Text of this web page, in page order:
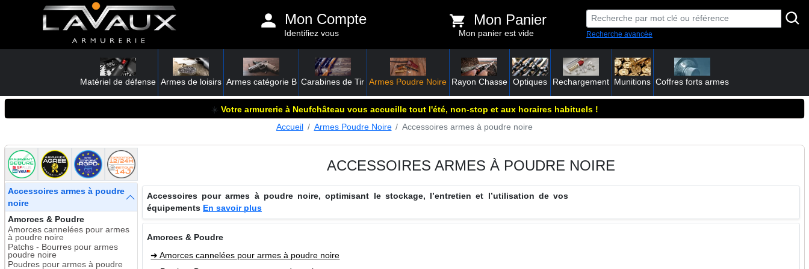
Mon Compte
Identifiez vous
Mon Panier
Mon panier est vide Recherche avancée
Matériel de défense Armes de loisirs Armes catégorie B Carabines de Tir Armes Poudre Noire Rayon Chasse Optiques Rechargement Munitions Coffres forts armes
☀️ Votre armurerie à Neufchâteau vous accueille tout l'été, non-stop et aux horaires habituels !
Accueil
Armes Poudre Noire Accessoires armes à poudre noire
Accessoires armes à poudre
noire
Amorces & Poudre
Amorces cannelées pour armes
à poudre noire
Patchs - Bourres pour armes
poudre noire
Poudres pour armes à poudre
ACCESSOIRES ARMES À POUDRE NOIRE
Accessoires pour armes à poudre noire, optimisant le stockage, l’entretien et l’utilisation de vos
équipements En savoir plus
Amorces & Poudre
➜ Amorces cannelées pour armes à poudre noire